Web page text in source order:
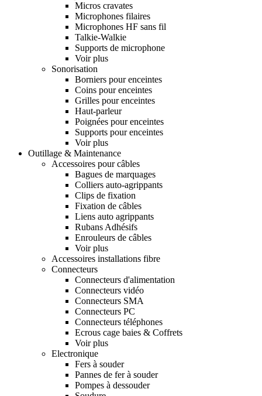
Micros cravates
Microphones filaires
Microphones HF sans fil
Talkie-Walkie
Supports de microphone
Voir plus
Sonorisation
Borniers pour enceintes
Coins pour enceintes
Grilles pour enceintes
Haut-parleur
Poignées pour enceintes
Supports pour enceintes
Voir plus
Outillage & Maintenance
Accessoires pour câbles
Bagues de marquages
Colliers auto-agrippants
Clips de fixation
Fixation de câbles
Liens auto agrippants
Rubans Adhésifs
Enrouleurs de câbles
Voir plus
Accessoires installations fibre
Connecteurs
Connecteurs d'alimentation
Connecteurs vidéo
Connecteurs SMA
Connecteurs PC
Connecteurs téléphones
Ecrous cage baies & Coffrets
Voir plus
Electronique
Fers à souder
Pannes de fer à souder
Pompes à dessouder